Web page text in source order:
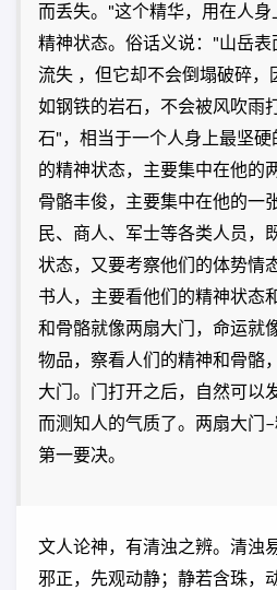
而丢失。"这个精华，用在人
精神状态。俗话义说："山岳
流失 ，但它却不会倒塌破碎，
如钢铁的岩石，不会被风吹雨
石"，相当于一个人身上最坚
的精神状态，主要集中在他的
骨骼丰俊，主要集中在他的一
民、商人、军士等各类人员，
状态，又要考察他们的体势情
书人，主要看他们的精神状态
和骨骼就像两扇大门，命运就
物品，察看人们的精神和骨骼
大门。门打开之后，自然可以
而测知人的气质了。两扇大门
第一要决。
文人论神，有清浊之辨。清浊
邪正，先观动静；静若含珠，